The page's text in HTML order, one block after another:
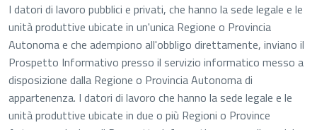
I datori di lavoro pubblici e privati, che hanno la sede legale e le
unità produttive ubicate in un'unica Regione o Provincia
Autonoma e che adempiono all'obbligo direttamente, inviano il
Prospetto Informativo presso il servizio informatico messo a
disposizione dalla Regione o Provincia Autonoma di
appartenenza. I datori di lavoro che hanno la sede legale e le
unità produttive ubicate in due o più Regioni o Province